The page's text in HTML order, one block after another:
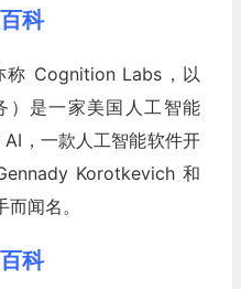
科
称 Cognition Labs，以
）是一家美国人工智能
AI，一款人工智能软件开
Korotkevich 和
闻名。
科